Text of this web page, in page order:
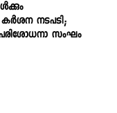
കർശന നടപടി;
പരിശോധനാ സംഘം